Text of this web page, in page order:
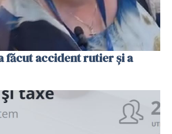
făcut accident rutier și a